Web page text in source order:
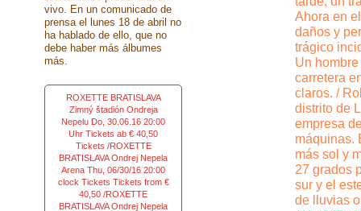
Ahora en
daños y
trágico
Un
carretera
claros. /
distrito de
empresa
máquinas.
más sol y
27 grados
sur y el
de lluvias
vivo. En un comunicado de
prensa el lunes 18 de abril no
ha hablado de ello, que no
debe haber más álbumes
más.
ROXETTE BRATISLAVA
Zimný štadión Ondreja
Nepelu Do, 30.06.16 20:00
Uhr Tickets ab € 40,50
Tickets /ROXETTE
BRATISLAVA Ondrej Nepela
Arena Thu, 06/30/16 20:00
clock Tickets Tickets from €
40,50 /ROXETTE
BRATISLAVA Ondrej Nepela